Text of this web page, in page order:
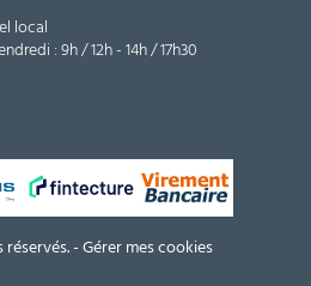
local
: 9h / 12h - 14h / 17h30
-Gérer mes cookies